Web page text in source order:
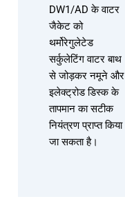
DW1/AD के वाटर
जैकेट को
थर्मोरेगुलेटेड
सर्कुलेटिंग वाटर बाथ
से जोड़कर नमूने और
इलेक्ट्रोड डिस्क के
तापमान का सटीक
नियंत्रण प्राप्त किया
जा सकता है।